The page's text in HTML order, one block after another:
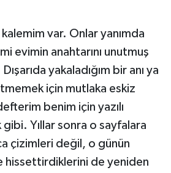
var. Onlar yanımda
evimin anahtarını unutmuş
yakaladığım bir anı ya
için mutlaka eskiz
benim için yazılı
Yıllar sonra o sayfalara
çizimleri değil, o günün
hissettirdiklerini de yeniden